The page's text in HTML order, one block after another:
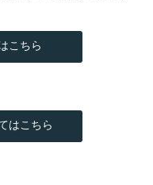
こちら
はこちら